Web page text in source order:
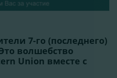
7-го (последнего)
волшебство
Union вместе с